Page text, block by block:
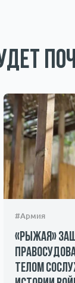
#Армия
«Рыжая»
телом